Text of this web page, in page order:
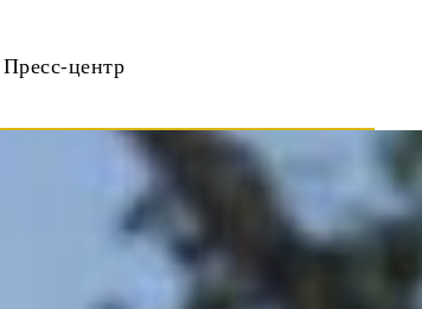
Пресс-центр